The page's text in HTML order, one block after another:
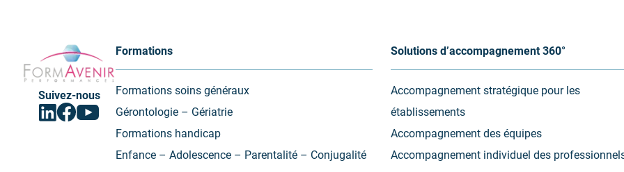
Formavenir
Performances
Suivez-nous
Linkedin
(ouvrir
Facebook
(ouvrir
Youtube
(ouvrir
vers
nouvel
Formations
Formations soins généraux
Gérontologie – Gériatrie
Formations handicap
Enfance – Adolescence – Parentalité – Conjugalité
Solutions d’accompagnement 360°
Accompagnement stratégique pour les
établissements
Accompagnement des équipes
Accompagnement individuel des